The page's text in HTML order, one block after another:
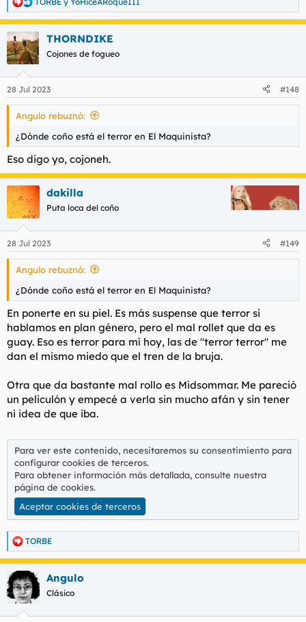
R
e
c
c
i
e
s
THORNDIKE
Cojones de fogueo
28 Jul 2023 #148
Angulo rebuznó:
¿Dónde coño está el terror en El Maquinista?
Eso digo yo, cojoneh.
dakilla
Puta loca del coño
28 Jul 2023 #149
Angulo rebuznó:
¿Dónde coño está el terror en El Maquinista?
En ponerte en su piel. Es más suspense que terror si
hablamos en plan género, pero el mal rollet que da es
guay. Eso es terror para mí hoy, las de "terror terror" me
dan el mismo miedo que el tren de la bruja.
Otra que da bastante mal rollo es Midsommar. Me pareció
un peliculón y empecé a verla sin mucho afán y sin tener
ni idea de que iba.
Para ver este contenido, necesitaremos su consentimiento para
configurar cookies de terceros.
Para obtener información más detallada, consulte nuestra
página de cookies.
Aceptar cookies de terceros
R
e
c
c
i
TORBE
Angulo
Clásico